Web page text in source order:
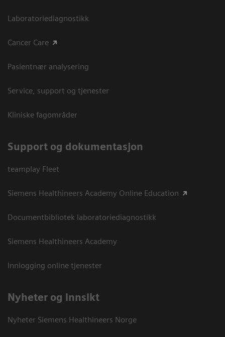
Laboratoriediagnostikk
Cancer Care
Pasientnær analysering
Service, support og tjenester
Kliniske fagområder
Support og dokumentasjon
teamplay Fleet
Siemens Healthineers Academy Online Education
Documentbibliotek laboratoriediagnostikk
Siemens Healthineers Academy
Innlogging online tjenester
Nyheter og innsikt
Nyheter Siemens Healthineers Norge